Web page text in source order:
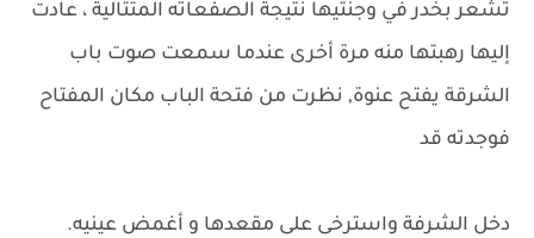
تشعر بخدر في وجنتيها نتيجة الصفعاته المتتالية ، عادت
إليها رهبتها منه مرة أخرى عندما سمعت صوت باب
الشرقة يفتح عنوة, نظرت من فتحة الباب مكان المفتاح
فوجدته قد
دخل الشرفة واسترخى على مقعدها و أغمض عينيه.